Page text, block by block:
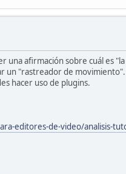
una afirmación sobre cuál es
un "rastreador de
hacer uso de plugins.
editores-de-video/analisis-